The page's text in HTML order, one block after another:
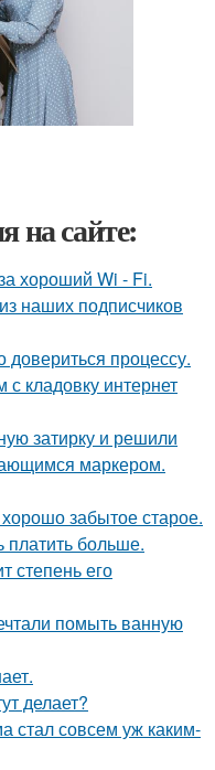
на сайте:
хороший Wi - Fi.
наших подписчиков
довериться процессу.
кладовку интернет
затирку и решили
маркером.
забытое старое.
платить больше.
степень его
помыть ванную
делает?
стал совсем уж каким-